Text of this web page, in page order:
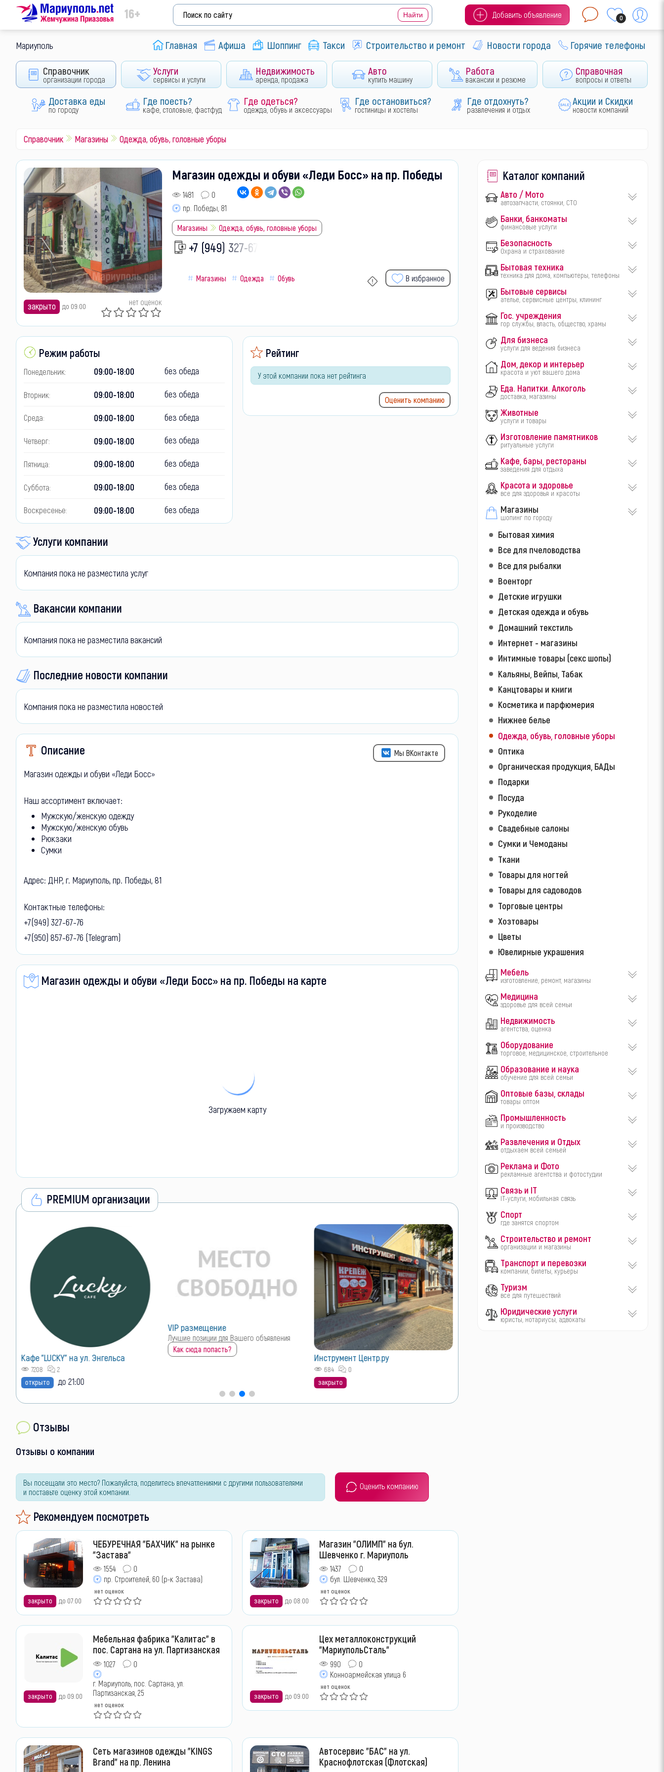
16+ Добавить объявление 0
Мариуполь Главная Афиша Шоппинг Такси Строительство и ремонт Новости города Горячие телефоны
Справочник
организации города
Услуги
сервисы и услуги
Недвижимость
аренда, продажа
Авто
купить машину
Работа
вакансии и резюме
Справочная
вопросы и ответы
Доставка еды
по городу
Где поесть?
кафе, столовые, фастфуд
Где одеться?
одежда, обувь и аксессуары
Где остановиться?
гостиницы и хостелы
Где отдохнуть?
развлечения и отдых
Акции и Скидки
новости компаний
Справочник Магазины Одежда, обувь, головные уборы
закрыто до 09:00 нет оценок
Магазин одежды и обуви «Леди Босс» на пр. Победы
1481
0
пр. Победы, 81
Магазины Одежда, обувь, головные уборы
+7 (949) 327-67-
Магазины Одежда Обувь В избранное
Режим работы
Понедельник: 09:00-18:00 без обеда
Вторник: 09:00-18:00 без обеда
Среда: 09:00-18:00 без обеда
Четверг: 09:00-18:00 без обеда
Пятница: 09:00-18:00 без обеда
Суббота: 09:00-18:00 без обеда
Воскресенье: 09:00-18:00 без обеда
Рейтинг
У этой компании пока нет рейтинга
Оценить компанию
Услуги компании
Компания пока не разместила услуг
Вакансии компании
Компания пока не разместила вакансий
Последние новости компании
Компания пока не разместила новостей
Описание Мы ВКонтакте
Магазин одежды и обуви «Леди Босс»
Наш ассортимент включает:
Мужскую/женскую одежду
Мужскую/женскую обувь
Рюкзаки
Сумки
Адрес: ДНР, г. Мариуполь, пр. Победы, 81
Контактные телефоны:
+7(949) 327-67-76
+7(950) 857-67-76 (Telegram)
Магазин одежды и обуви «Леди Босс» на пр. Победы на карте
Загружаем карту
PREMIUM организации
Кафе "LUCKY" на ул. Энгельса
7208
2
открыто
до 21:00
VIP размещение
Лучшие позиции для Вашего объявления
Как сюда попасть?
Инструмент Центр.ру
684
0
закрыто
Отзывы
Отзывы о компании
Вы посещали это место? Пожалуйста, поделитесь впечатлениями с другими пользователями
и поставьте оценку этой компании.
Оценить компанию
Рекомендуем посмотреть
закрыто до 07:00
ЧЕБУРЕЧНАЯ "БАХЧИК" на рынке
"Застава"
1554
0
пр. Строителей, 60 (р-к Застава)
нет оценок
закрыто до 08:00
Магазин "ОЛИМП" на бул.
Шевченко г. Мариуполь
1437
0
бул. Шевченко, 329
нет оценок
закрыто до 09:00
Мебельная фабрика "Калитас" в
пос. Сартана на ул. Партизанская
1027 0
г. Мариуполь, пос. Сартана, ул.
Партизанская, 25
нет оценок
закрыто до 09:00
Цех металлоконструкций
"МариупольСталь"
990
0
Конноармейская улица 6
нет оценок
Сеть магазинов одежды "KINGS
Brand" на пр. Ленина
Автосервис "БАС" на ул.
Краснофлотская (Флотская)
Каталог компаний
Авто / Мото
автозапчасти, стоянки, СТО
Банки, банкоматы
финансовые услуги
Безопасность
Охрана и страхование
Бытовая техника
техника для дома, компьютеры, телефоны
Бытовые сервисы
ателье, сервисные центры, клининг
Гос. учреждения
гор службы, власть, общество, храмы
Для бизнеса
услуги для ведения бизнеса
Дом, декор и интерьер
красота и уют вашего дома
Еда. Напитки. Алкоголь
доставка, магазины
Животные
услуги и товары
Изготовление памятников
ритуальные услуги
Кафе, бары, рестораны
заведения для отдыха
Красота и здоровье
все для здоровья и красоты
Магазины
шопинг по городу
Бытовая химия
Все для пчеловодства
Все для рыбалки
Военторг
Детские игрушки
Детская одежда и обувь
Домашний текстиль
Интернет - магазины
Интимные товары (секс шопы)
Кальяны, Вейпы, Табак
Канцтовары и книги
Косметика и парфюмерия
Нижнее белье
Одежда, обувь, головные уборы
Оптика
Органическая продукция, БАДы
Подарки
Посуда
Рукоделие
Свадебные салоны
Сумки и Чемоданы
Ткани
Товары для ногтей
Товары для садоводов
Торговые центры
Хозтовары
Цветы
Ювелирные украшения
Мебель
изготовление, ремонт, магазины
Медицина
здоровье для всей семьи
Недвижимость
агентства, оценка
Оборудование
торговое, медицинское, строительное
Образование и наука
обучение для всей семьи
Оптовые базы, склады
товары оптом
Промышленность
и производство
Развлечения и Отдых
отдыхаем всей семьей
Реклама и Фото
рекламные агентства и фотостудии
Связь и IT
IT-услуги, мобильная связь
Спорт
где занятся спортом
Строительство и ремонт
организации и магазины
Транспорт и перевозки
компании, билеты, курьеры
Туризм
все для путешествий
Юридические услуги
юристы, нотариусы, адвокаты